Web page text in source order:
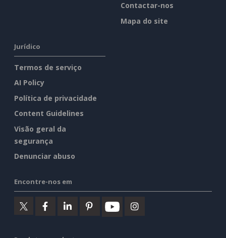
Contactar-nos
Mapa do site
Jurídico
Termos de serviço
AI Policy
Política de privacidade
Content Guidelines
Visão geral da
segurança
Denunciar abuso
Encontre-nos em